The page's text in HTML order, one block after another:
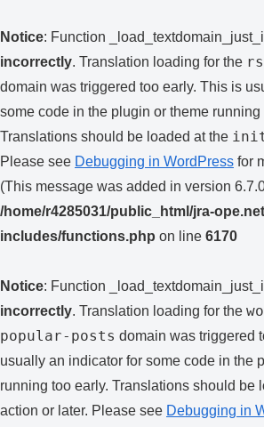
Notice: Function
incorrectly. Translation loading for the
domain was triggered too early. This is
some code in the plugin or theme running
Translations should be loaded at the
Please see Debugging in WordPress for
(This message was added in version
/home/r4285031/public_html/jra-
includes/functions.php on line 6170
Notice: Function
incorrectly. Translation loading for the
popular-posts domain was triggered
usually an indicator for some code in the
running too early. Translations should be
action or later. Please see Debugging in